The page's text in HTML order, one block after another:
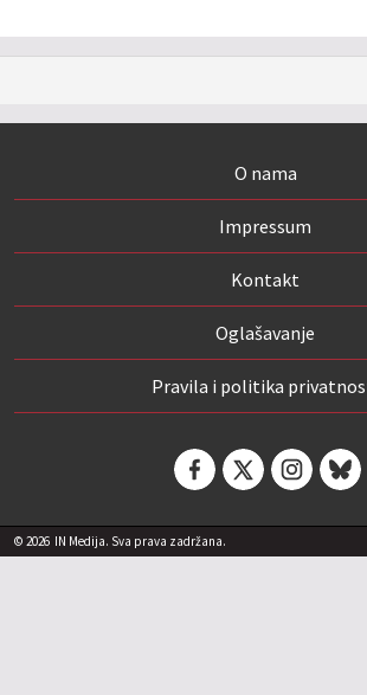
O nama
Impressum
Kontakt
Oglašavanje
Pravila i politika
© 2026 IN Medija. Sva prava zadržana.